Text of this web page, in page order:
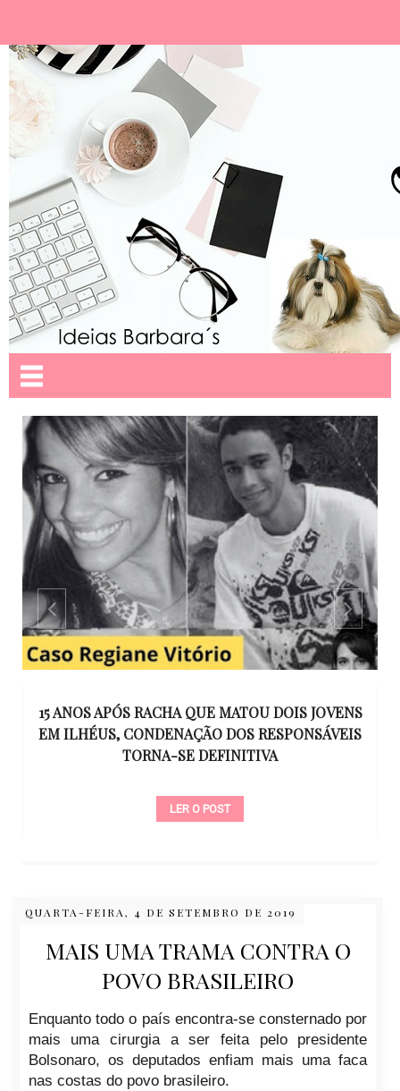
15 ANOS APÓS RACHA QUE MATOU DOIS JOVENS
EM ILHÉUS, CONDENAÇÃO DOS RESPONSÁVEIS
TORNA-SE DEFINITIVA
LER O POST
QUARTA-FEIRA, 4 DE SETEMBRO DE 2019
MAIS UMA TRAMA CONTRA O
POVO BRASILEIRO
Enquanto todo o país encontra-se consternado por
mais uma cirurgia a ser feita pelo presidente
Bolsonaro, os deputados enfiam mais uma faca
nas costas do povo brasileiro.